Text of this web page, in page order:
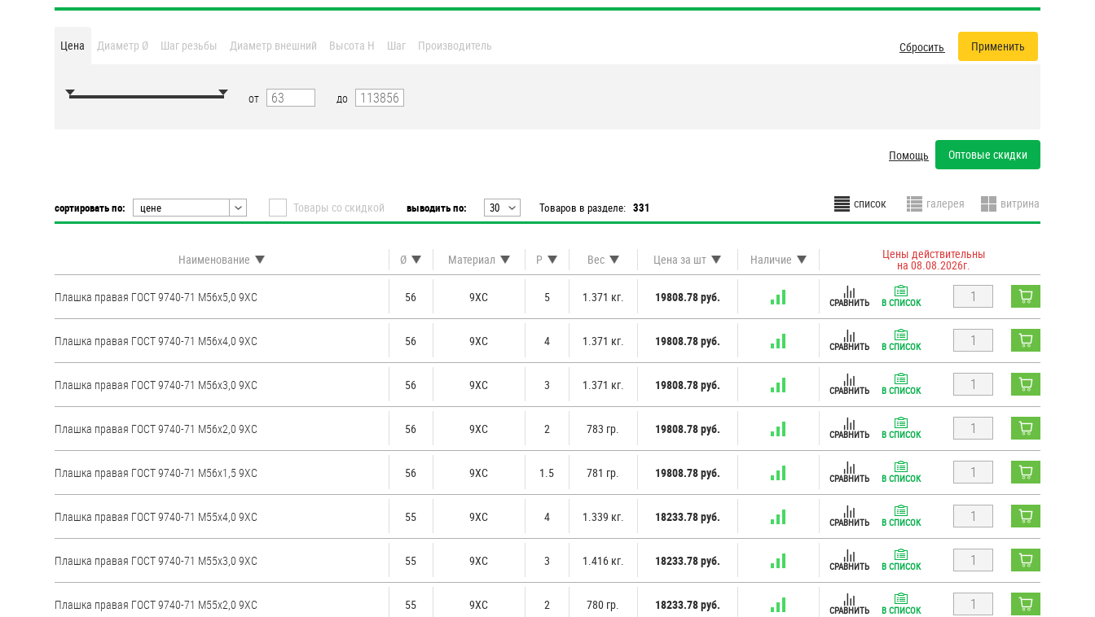
Дюбели
Инструмент
метрической резьбой
Крюки, кольца с шурупной
резьбой
Оснастка и аксессуары для
яхт
Саморезы и шурупы
Стопорные кольца
Хомуты
Цена Диаметр Ø Шаг резьбы Диаметр внешний Высота H Шаг Производитель Сбросить все фильтры
от до
Оптовые скидки
Помощь
сортировать по:
цене
цене
рейтингу
Товары со скидкой выводить по:
30
20
Товаров в разделе: 331
Наименование Ø Материал P Вес Цена за шт Наличие Цены действительны
на 08.08.2026г.
Плашка правая ГОСТ 9740-71 М56х5,0 9ХС 56 9ХС 5 1.371 кг. 19808.78 руб. СРАВНИТЬ В СПИСОК
Плашка правая ГОСТ 9740-71 М56х4,0 9ХС 56 9ХС 4 1.371 кг. 19808.78 руб. СРАВНИТЬ В СПИСОК
Плашка правая ГОСТ 9740-71 М56х3,0 9ХС 56 9ХС 3 1.371 кг. 19808.78 руб. СРАВНИТЬ В СПИСОК
Плашка правая ГОСТ 9740-71 М56х2,0 9ХС 56 9ХС 2 783 гр. 19808.78 руб. СРАВНИТЬ В СПИСОК
Плашка правая ГОСТ 9740-71 М56х1,5 9ХС 56 9ХС 1.5 781 гр. 19808.78 руб. СРАВНИТЬ В СПИСОК
Плашка правая ГОСТ 9740-71 М55х4,0 9ХС 55 9ХС 4 1.339 кг. 18233.78 руб. СРАВНИТЬ В СПИСОК
Плашка правая ГОСТ 9740-71 М55х3,0 9ХС 55 9ХС 3 1.416 кг. 18233.78 руб. СРАВНИТЬ В СПИСОК
Плашка правая ГОСТ 9740-71 М55х2,0 9ХС 55 9ХС 2 780 гр. 18233.78 руб. СРАВНИТЬ В СПИСОК